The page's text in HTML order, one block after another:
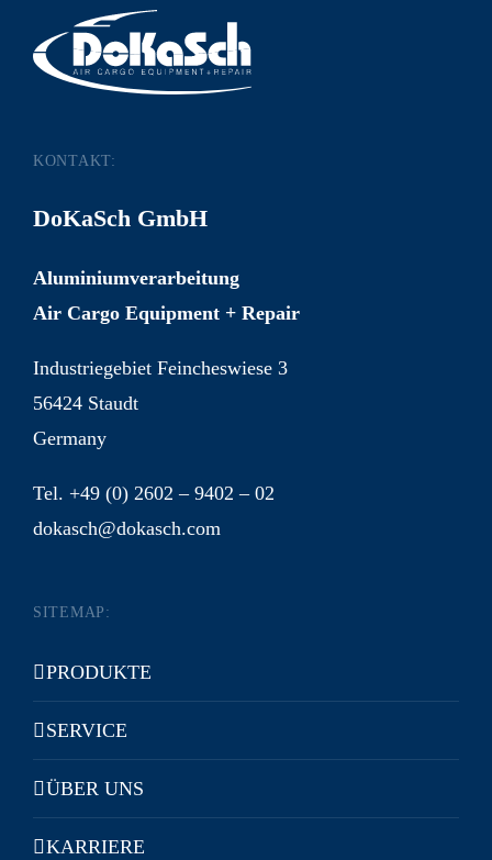
KONTAKT:
DoKaSch GmbH
Aluminiumverarbeitung
Air Cargo Equipment + Repair
Industriegebiet Feincheswiese 3
56424 Staudt
Germany
Tel. +49 (0) 2602 – 9402 – 02
dokasch@dokasch.com
SITEMAP:
PRODUKTE
SERVICE
ÜBER UNS
KARRIERE